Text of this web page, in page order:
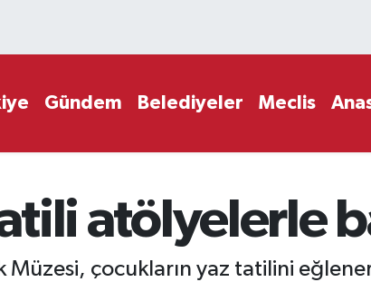
Gündem Belediyeler Meclis
atölyelerle
Müzesi, çocukların yaz tatilini